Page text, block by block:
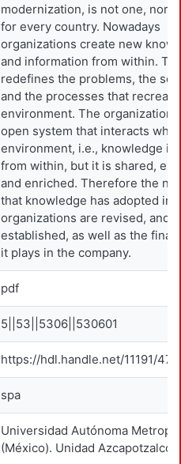
modernization, is not one, nor
for every country. Nowadays
organizations create new
and information from within.
redefines the problems, the
and the processes that
environment. The organization
open system that interacts whit
environment, i.e., knowledge is
from within, but it is shared,
and enriched. Therefore the
that knowledge has adopted
organizations are revised, and
established, as well as the
it plays in the company.
pdf
5||53||5306||530601
https://hdl.handle.net/11191/
spa
Universidad Autónoma
(México). Unidad Azcapotzalco.